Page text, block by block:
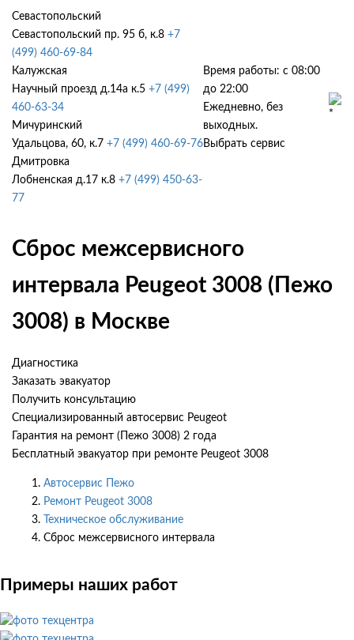
Севастопольский
Севастопольский пр. 95 б, к.8 +7
(499) 460-69-84
Калужская
Научный проезд д.14а к.5 +7 (499)
460-63-34
Мичуринский
Удальцова, 60, к.7 +7 (499) 460-69-76
Дмитровка
Лобненская д.17 к.8 +7 (499) 450-63-
77
Время работы: с 08:00
до 22:00
Ежедневно, без
выходных.
Выбрать сервис
Сброс межсервисного
интервала Peugeot 3008 (Пежо
3008) в Москве
Диагностика
Заказать эвакуатор
Получить консультацию
Специализированный автосервис Peugeot
Гарантия на ремонт (Пежо 3008) 2 года
Бесплатный эвакуатор при ремонте Peugeot 3008
Автосервис Пежо
Ремонт Peugeot 3008
Техническое обслуживание
Сброс межсервисного интервала
Примеры наших работ